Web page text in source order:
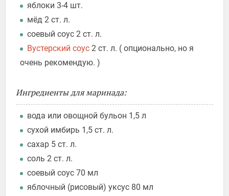
яблоки 3-4 шт.
мёд 2 ст. л.
соевый соус 2 ст. л.
Вустерский соус 2 ст. л. ( опционально, но я
очень рекомендую. )
Ингредиенты для маринада:
вода или овощной бульон 1,5 л
сухой имбирь 1,5 ст. л.
сахар 5 ст. л.
соль 2 ст. л.
соевый соус 70 мл
яблочный (рисовый) уксус 80 мл